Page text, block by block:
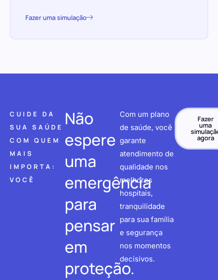
Fazer uma simulação
CUIDE DA
SUA SAÚDE
COM QUEM
MAIS
IMPORTA:
VOCÊ
Não
espere
uma
emergência
para
pensar
em
proteção.
Com um plano
de saúde, você
garante
atendimento de
qualidade nos
melhores
hospitais,
tranquilidade
para sua família
e segurança
nos momentos
decisivos.
Fazer
uma
agora